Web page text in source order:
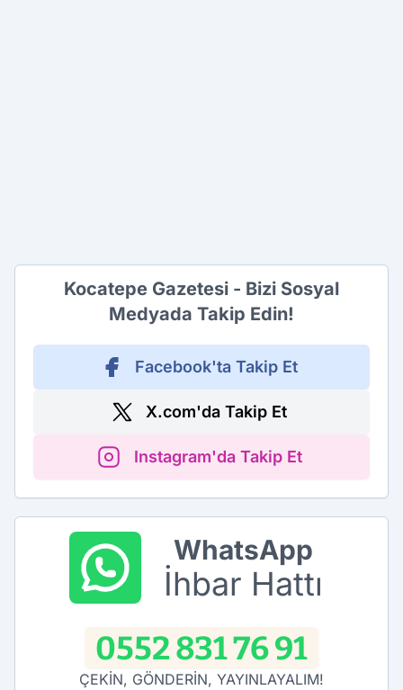
Kocatepe Gazetesi - Bizi Sosyal
Medyada Takip Edin!
Facebook'ta Takip Et
X.com'da Takip Et
Instagram'da Takip Et
WhatsApp
İhbar Hattı
0552 831 76 91
ÇEKİN, GÖNDERİN, YAYINLAYALIM!